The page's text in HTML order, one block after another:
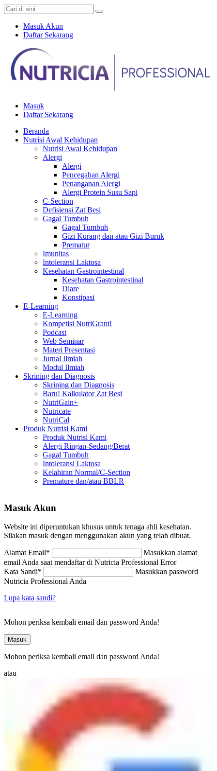
Masuk Akun
Daftar Sekarang
Masuk
Daftar Sekarang
Beranda
Nutrisi Awal Kehidupan
Nutrisi Awal Kehidupan
Alergi
Alergi
Pencegahan Alergi
Penanganan Alergi
Alergi Protein Susu Sapi
C-Section
Defisiensi Zat Besi
Gagal Tumbuh
Gagal Tumbuh
Gizi Kurang dan atau Gizi Buruk
Prematur
Imunitas
Intoleransi Laktosa
Kesehatan Gastrointestinal
Kesehatan Gastrointestinal
Diare
Konstipasi
E-Learning
E-Learning
Kompetisi NutriGrant!
Podcast
Web Seminar
Materi Presentasi
Jurnal Ilmiah
Modul Ilmiah
Skrining dan Diagnosis
Skrining dan Diagnosis
Baru! Kalkulator Zat Besi
NutriGain+
Nutricate
NutriCal
Produk Nutrisi Kami
Produk Nutrisi Kami
Alergi Ringan-Sedang/Berat
Gagal Tumbuh
Intoleransi Laktosa
Kelahiran Normal/C-Section
Premature dan/atau BBLR
Masuk Akun
Website ini diperuntukan khusus untuk tenaga ahli kesehatan.
Silakan masuk dengan menggunakan akun yang telah dibuat.
Alamat Email*
Masukkan alamat
email Anda saat mendaftar di Nutricia Professional Error
Kata Sandi*
Masukkan password
Nutricia Professional Anda
Lupa kata sandi?
Mohon periksa kembali email dan password Anda!
Masuk
Mohon periksa kembali email dan password Anda!
atau